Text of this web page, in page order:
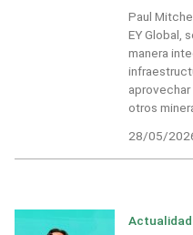
Paul
EY Global,
manera
otros
28/05/
Actualidad